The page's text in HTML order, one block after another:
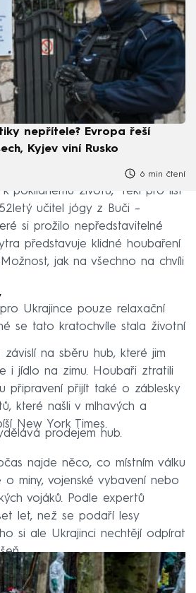
nepřítele? Evropa řeší
Kyjev viní Rusko
6 min čtení
poklidnému životu,“ řekl pro list
učitel jógy z Buči –
si prožilo nepředstavitelné
představuje klidné houbaření
jak na všechno na chvíli
Ukrajince pouze relaxační
se tato kratochvíle stala životní
na sběru hub, které jim
i jídlo na zimu. Houbaři ztratili
připravení přijít také o záblesky
které našli v mlhavých a
New York Times.
prodejem hub.
najde něco, co místním válku
miny, vojenské vybavení nebo
vojáků. Podle expertů
let, než se podaří lesy
si ale Ukrajinci nechtějí odpírat